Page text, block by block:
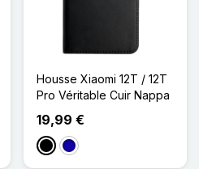
Housse Xiaomi 12T / 12T
Pro Véritable Cuir Nappa
19,99 €
NoirBleu Foncé